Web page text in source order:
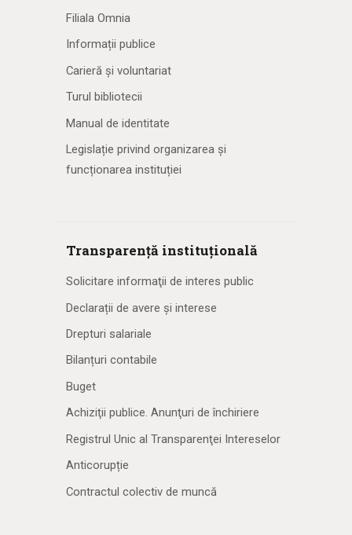
Filiala Omnia
Informații publice
Carieră și voluntariat
Turul bibliotecii
Manual de identitate
Legislație privind organizarea și
funcționarea instituției
Transparență instituțională
Solicitare informaţii de interes public
Declarații de avere și interese
Drepturi salariale
Bilanțuri contabile
Buget
Achiziţii publice. Anunţuri de închiriere
Registrul Unic al Transparenţei Intereselor
Anticorupție
Contractul colectiv de muncă